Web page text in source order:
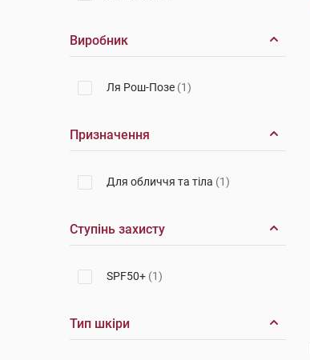
Виробник
Ля Рош-Позе (1)
Призначення
Для обличчя та тіла (1)
Ступінь захисту
SPF50+ (1)
Тип шкіри